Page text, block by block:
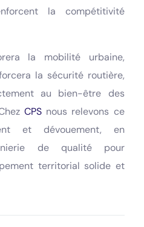
la compétitivité
la mobilité urbaine,
la sécurité routière,
au bien-être des
CPS nous relevons ce
et dévouement, en
de qualité pour
territorial solide et